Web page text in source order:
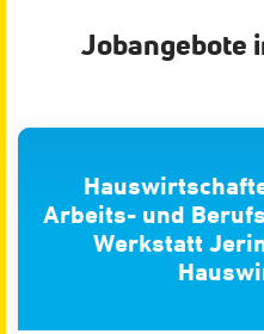
Jobangebote
Arbeits- und
Werkstatt